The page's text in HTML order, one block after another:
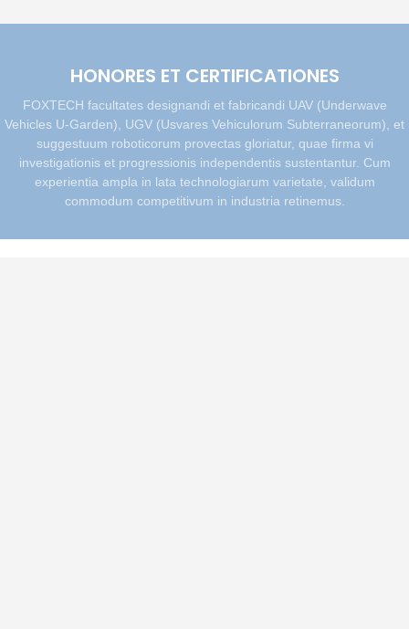
HONORES ET CERTIFICATIONES
FOXTECH facultates designandi et fabricandi UAV (Underwave
Vehicles U-Garden), UGV (Usvares Vehiculorum Subterraneorum), et
suggestuum roboticorum provectas gloriatur, quae firma vi
investigationis et progressionis independentis sustentantur. Cum
experientia ampla in lata technologiarum varietate, validum
commodum competitivum in industria retinemus.